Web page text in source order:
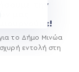
την
μας.
το Δήμο Μινώα
εντολή στη